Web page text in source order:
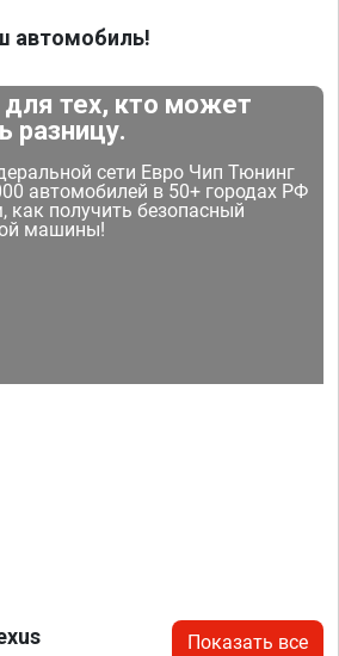
автомобиль!
тех, кто может
разницу.
сети Евро Чип Тюнинг
автомобилей в 50+ городах РФ
как получить безопасный
машины!
Показать все